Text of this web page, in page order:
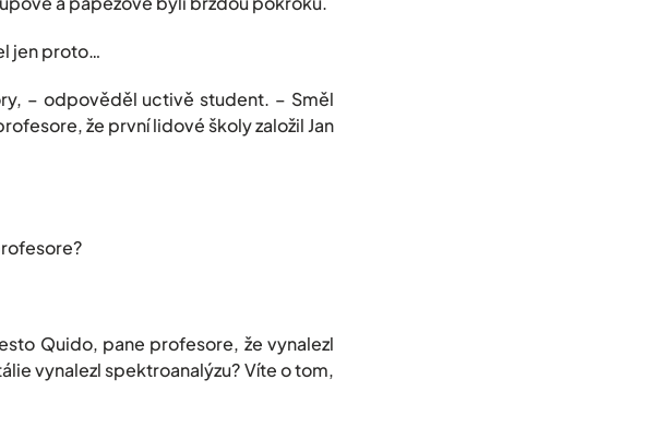
jen proto…
– odpověděl uctivě student. – Směl
že první lidové školy založil Jan
Quido, pane profesore, že vynalezl
vynalezl spektroanalýzu? Víte o tom,